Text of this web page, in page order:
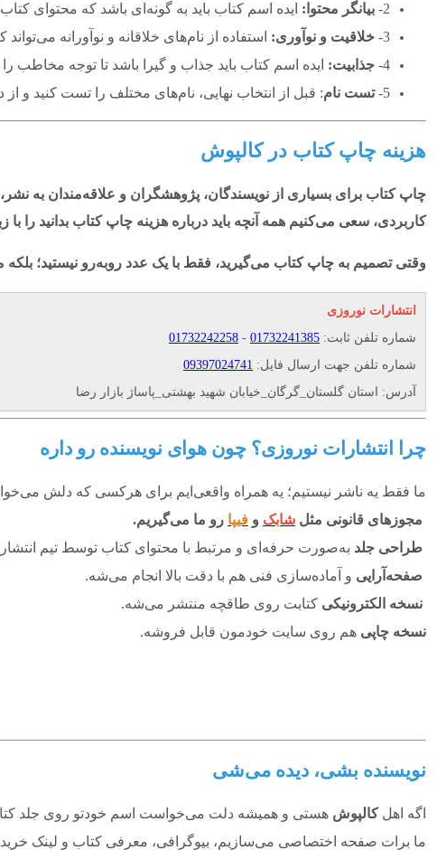
2- بیانگر محتوا: ایده اسم کتاب باید به گونه‌ای باشد که محتوای
3- خلاقیت و نوآوری: استفاده از نام‌های خلاقانه و نوآورانه
4- جذابیت: ایده اسم کتاب باید جذاب و گیرا باشد تا توجه مخاطب
5- تست نام: قبل از انتخاب نهایی، نام‌های مختلف را تست کنید و از
هزینه چاپ کتاب در کالپوش
چاپ کتاب برای بسیاری از نویسندگان، پژوهشگران و علاقه‌مندان به
کاربردی، سعی می‌کنیم همه آنچه باید درباره هزینه چاپ کتاب بدانید
وقتی تصمیم به چاپ کتاب می‌گیرید، فقط با یک عدد روبه‌رو نیستید؛
انتشارات نوروزی
شماره تلفن ثابت: 01732241385
-
01732242258
شماره تلفن جهت ارسال فایل: 09397024741
آدرس: استان گلستان_گرگان_خیابان شهید بهشتی_پاساژ بازار رضا
چرا انتشارات نوروزی؟ چون هوای نویسنده‌ رو داره
ما فقط یه ناشر نیستیم؛ یه همراه واقعی‌ایم برای هرکسی که دلش
مجوزهای قانونی مثل شابک و فیپا رو ما می‌گیریم.
طراحی جلد به‌صورت حرفه‌ای و مرتبط با محتوای کتاب توسط تیم
صفحه‌آرایی و آماده‌سازی فنی هم با دقت بالا انجام می‌شه.
نسخه الکترونیکی کتابت روی طاقچه منتشر می‌شه.
نسخه چاپی هم روی سایت خودمون قابل فروشه.
نویسنده بشی، دیده می‌شی
اگه اهلکالپوش هستی و همیشه دلت می‌خواست اسم خودتو روی جلد
ما برات صفحه اختصاصی می‌سازیم، بیوگرافی، معرفی کتاب‌ و لینک